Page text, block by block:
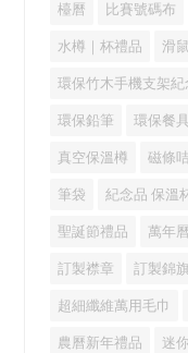
檯曆 比賽號碼布
水樽｜杯禮品 滑
環保竹木手機支架紀
環保鉛筆 環保餐
真空保溫樽 磁條咭
筆袋 紀念品 保溫
聖誕節禮品 萬年曆
訂製襟章 訂製錦旗
超細纖維萬用毛巾
農曆新年禮品 迷